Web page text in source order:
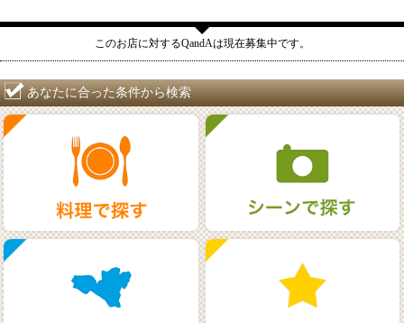
このお店に対するQandAは現在募集中です。
あなたに合った条件から検索